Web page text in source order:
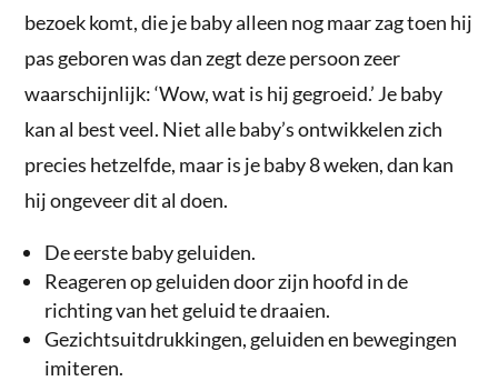
bezoek komt, die je baby alleen nog maar zag toen hij
pas geboren was dan zegt deze persoon zeer
waarschijnlijk: ‘Wow, wat is hij gegroeid.’ Je baby
kan al best veel. Niet alle baby’s ontwikkelen zich
precies hetzelfde, maar is je baby 8 weken, dan kan
hij ongeveer dit al doen.
De eerste baby geluiden.
Reageren op geluiden door zijn hoofd in de
richting van het geluid te draaien.
Gezichtsuitdrukkingen, geluiden en bewegingen
imiteren.